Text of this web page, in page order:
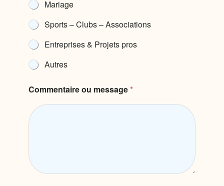
Mariage
Sports – Clubs – Associations
Entreprises & Projets pros
Autres
Commentaire ou message*